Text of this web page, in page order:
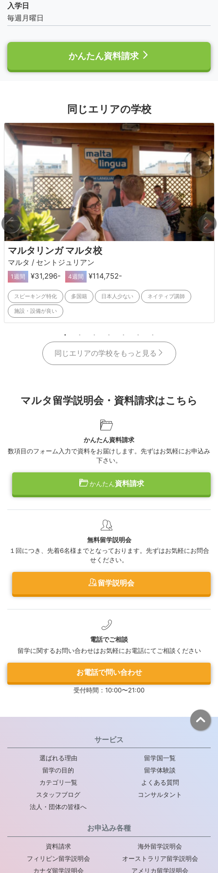
入学日
毎週月曜日
かんたん資料請求
同じエリアの学校
マルタリンガ マルタ校
マルタ / セントジュリアン
1週間 ¥31,296- 4週間 ¥114,752-
スピーキング特化 多国籍 日本人少ない ネイティブ講師
施設・設備が良い
同じエリアの学校をもっと見る
マルタ留学説明会・資料請求はこちら
かんたん資料請求
数項目のフォーム入力で資料をお届けします。先ずはお気軽にお申込み
下さい。
かんたん資料請求
無料留学説明会
１回につき、先着6名様までとなっております。先ずはお気軽にお問合
せください。
留学説明会
電話でご相談
留学に関するお問い合わせはお気軽にお電話にてご相談ください
お電話で問い合わせ
受付時間：10:00〜21:00
サービス
選ばれる理由
留学国一覧
留学の目的
留学体験談
カテゴリ一覧
よくある質問
スタッフブログ
コンサルタント
法人・団体の皆様へ
お申込み各種
資料請求
海外留学説明会
フィリピン留学説明会
オーストラリア留学説明会
カナダ留学説明会
アメリカ留学説明会